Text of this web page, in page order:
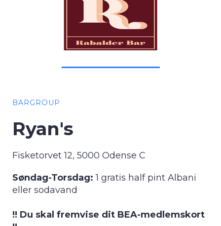
BARGROUP
Ryan's
Fisketorvet 12, 5000 Odense C
Søndag-Torsdag:1 gratis half pint Albani
eller sodavand
!! Du skal fremvise dit BEA-medlemskort